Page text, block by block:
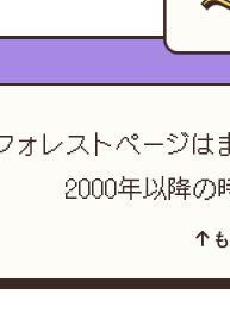
ォレストページは
2000年以降の